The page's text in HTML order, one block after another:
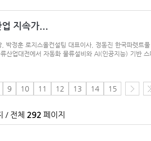
지속가...
박정훈 로지스올컨설팅 대표이사, 정동진 한국파렛트
산업대전에서 자동화 물류설비와 AI(인공지능) 기반 스
9 10 11 12 13 14 15
/ 전체 292 페이지
(